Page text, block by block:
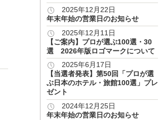
2025年12月22日
年末年始の営業日のお知らせ
2025年12月11日
【ご案内】プロが選ぶ100選・30
選 2026年版ロゴマークについて
2025年6月17日
【当選者発表】第50回「プロが選
ぶ日本のホテル・旅館100選」プレ
ゼント
2024年12月25日
年末年始の営業日のお知らせ